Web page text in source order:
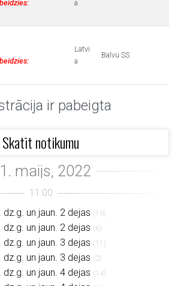
a
Latvi
a
Balvu SS
ir pabeigta
Skatīt notikumu
un jaun. 2 dejas (19)
un jaun. 2 dejas (6)
un jaun. 3 dejas (11)
un jaun. 3 dejas (2)
un jaun. 4 dejas (14)